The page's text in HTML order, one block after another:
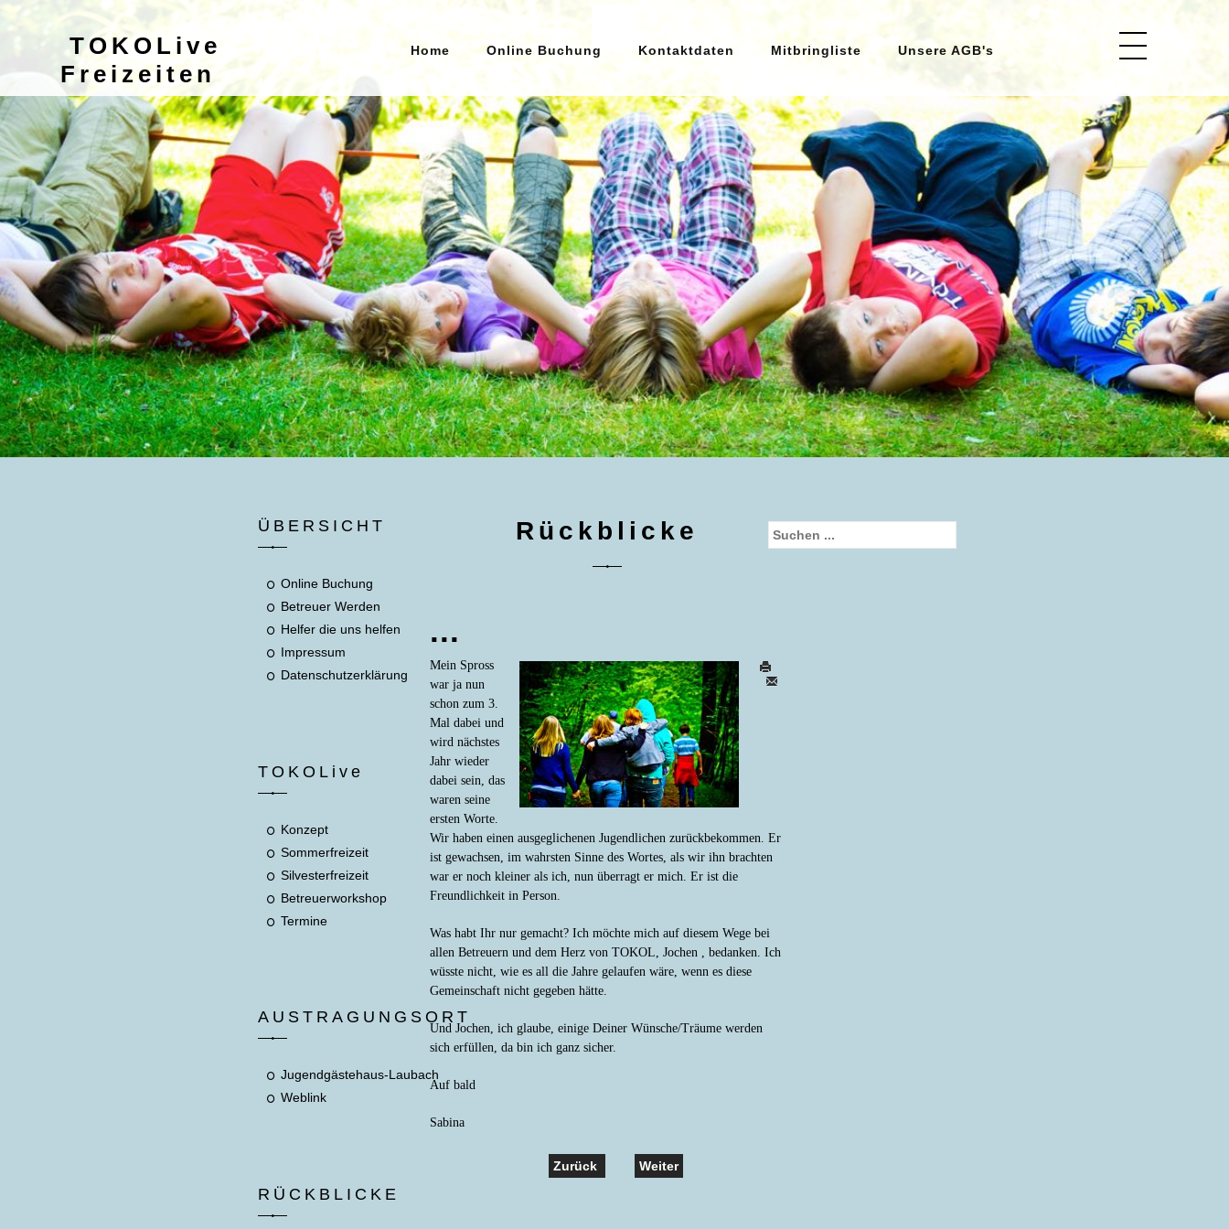
Home
Online Buchung
Kontaktdaten
Mitbringliste
Unsere AGB's
TOKOLive
Freizeiten
Home Online Buchung Kontaktdaten Mitbringliste Unsere AGB's
ÜBERSICHT
Online Buchung
Betreuer Werden
Helfer die uns helfen
Impressum
Datenschutzerklärung
TOKOLive
Konzept
Sommerfreizeit
Silvesterfreizeit
Betreuerworkshop
Termine
AUSTRAGUNGSORT
Jugendgästehaus-Laubach
Weblink
RÜCKBLICKE
Rückblicke
...
Mein Spross
war ja nun
schon zum 3.
Mal dabei und
wird nächstes
Jahr wieder
dabei sein, das
waren seine
ersten Worte.
Wir haben einen ausgeglichenen Jugendlichen zurückbekommen. Er
ist gewachsen, im wahrsten Sinne des Wortes, als wir ihn brachten
war er noch kleiner als ich, nun überragt er mich. Er ist die
Freundlichkeit in Person.
Was habt Ihr nur gemacht? Ich möchte mich auf diesem Wege bei
allen Betreuern und dem Herz von TOKOL, Jochen , bedanken. Ich
wüsste nicht, wie es all die Jahre gelaufen wäre, wenn es diese
Gemeinschaft nicht gegeben hätte.
Und Jochen, ich glaube, einige Deiner Wünsche/Träume werden
sich erfüllen, da bin ich ganz sicher.
Auf bald
Sabina
Zurück Weiter